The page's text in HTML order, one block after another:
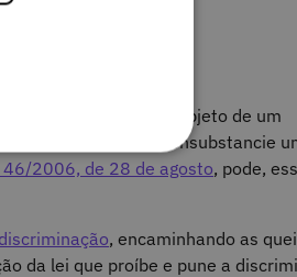
com deficiência seja objeto de um
comparável, que consubstancie
46/2006, de 28 de agosto, pode,
, encaminhando as
da lei que proíbe e pune a